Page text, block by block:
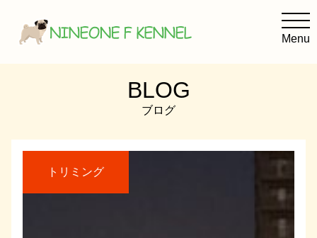
Menu
NINEONE F KENNELの考え方
犬の美容室オリーブ
BLOG
ブログ
トリミング